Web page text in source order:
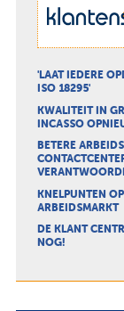
'LAAT IEDERE
ISO 18295'
KWALITEIT IN
INCASSO
BETERE
KNELPUNTEN
ARBEIDSMARKT
DE KLANT
NOG!